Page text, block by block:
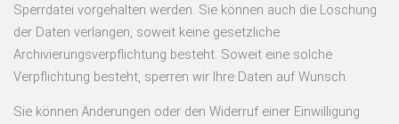
Sperrdatei vorgehalten werden. Sie können auch die Löschung
der Daten verlangen, soweit keine gesetzliche
Archivierungsverpflichtung besteht. Soweit eine solche
Verpflichtung besteht, sperren wir Ihre Daten auf Wunsch.
Sie können Änderungen oder den Widerruf einer Einwilligung